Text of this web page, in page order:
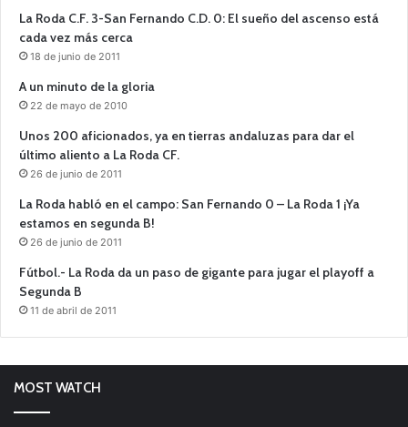
La Roda C.F. 3-San Fernando C.D. 0: El sueño del ascenso está
cada vez más cerca
18 de junio de 2011
A un minuto de la gloria
22 de mayo de 2010
Unos 200 aficionados, ya en tierras andaluzas para dar el
último aliento a La Roda CF.
26 de junio de 2011
La Roda habló en el campo: San Fernando 0 – La Roda 1 ¡Ya
estamos en segunda B!
26 de junio de 2011
Fútbol.- La Roda da un paso de gigante para jugar el playoff a
Segunda B
11 de abril de 2011
MOST WATCH